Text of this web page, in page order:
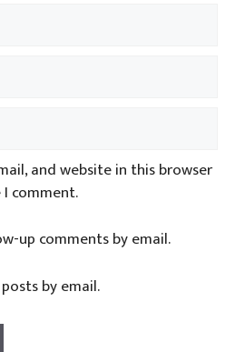
and website in this browser
comment.
up comments by email.
by email.